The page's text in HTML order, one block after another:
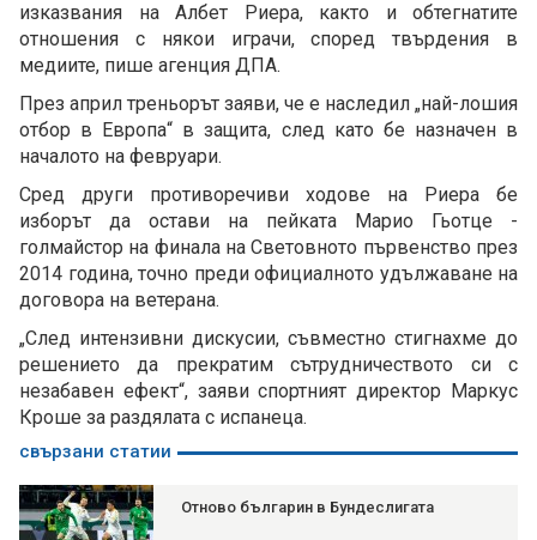
изказвания на Албет Риера, както и обтегнатите
отношения с някои играчи, според твърдения в
медиите, пише агенция ДПА.
През април треньорът заяви, че е наследил „най-лошия
отбор в Европа“ в защита, след като бе назначен в
началото на февруари.
Сред други противоречиви ходове на Риера бе
изборът да остави на пейката Марио Гьотце -
голмайстор на финала на Световното първенство през
2014 година, точно преди официалното удължаване на
договора на ветерана.
„След интензивни дискусии, съвместно стигнахме до
решението да прекратим сътрудничеството си с
незабавен ефект“, заяви спортният директор Маркус
Кроше за раздялата с испанеца.
свързани статии
Отново българин в Бундеслигата